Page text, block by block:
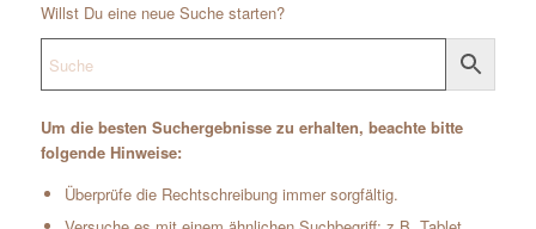
Willst Du eine neue Suche starten?
Um die besten Suchergebnisse zu erhalten, beachte bitte
folgende Hinweise:
Überprüfe die Rechtschreibung immer sorgfältig.